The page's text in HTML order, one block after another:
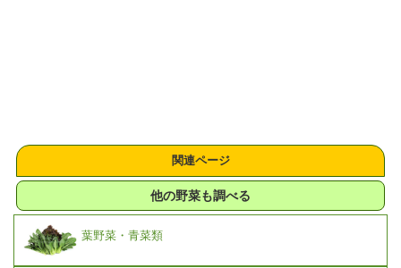
関連ページ
他の野菜も調べる
葉野菜・青菜類